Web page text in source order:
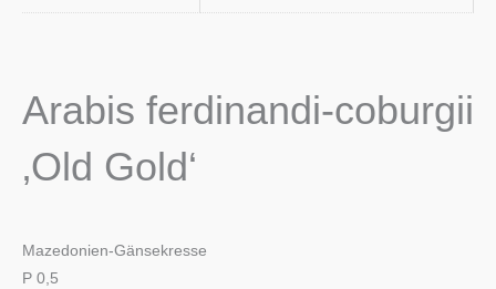
Arabis ferdinandi-coburgii
‚Old Gold‘
Mazedonien-Gänsekresse
P 0,5